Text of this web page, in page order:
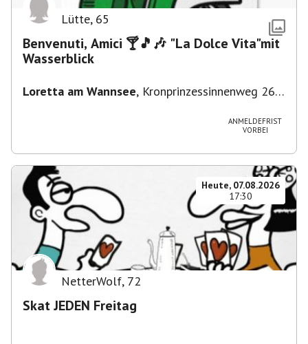
Lütte, 65
Benvenuti, Amici 🍸🎵🎶 "La Dolce Vita"mit
Wasserblick
Loretta am Wannsee, Kronprinzessinnenweg 260,
ANMELDEFRIST
VORBEI
Heute, 07.08.2026
17:30
NetterWolf, 72
Skat JEDEN Freitag